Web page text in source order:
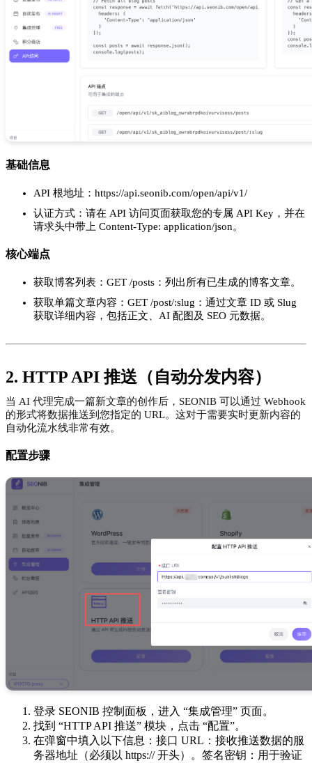
基础信息
API 根地址：https://api.seonib.com/open/api/v1/
认证方式：请在 API 访问页面获取您的专属 API Key，并在
请求头中带上 Content-Type: application/json。
核心端点
获取博客列表：GET /posts：列出所有已生成的博客文章。
获取单篇文章内容：GET /post/:slug：通过文章 ID 或 Slug
获取详细内容，包括正文、AI 配图及 SEO 元数据。
2. HTTP API 推送（自动分发内容）
当 AI 代理完成一篇新文章的创作后，SEONIB 可以通过 Webhook
的形式将数据推送到您指定的 URL。这对于需要实时更新内容的
自动化流水线非常有效。
配置步骤
登录 SEONIB 控制面板，进入 “集成管理” 页面。
找到 “HTTP API 推送” 模块，点击 “配置”。
在弹窗中填入以下信息：接口 URL：接收推送数据的服
务器地址（必须以 https:// 开头）。签名密钥：用于验证